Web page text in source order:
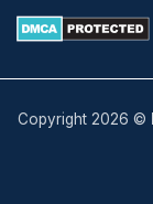
Copyright 2026 ©